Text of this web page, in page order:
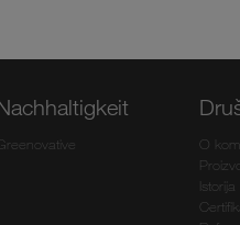
Greenovative
O
Istorija